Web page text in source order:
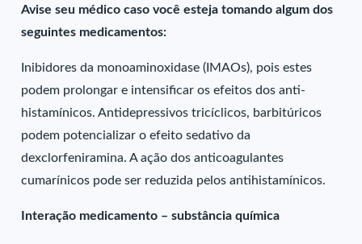
Avise seu médico caso você esteja tomando algum dos
seguintes medicamentos:
Inibidores da monoaminoxidase (IMAOs), pois estes
podem prolongar e intensificar os efeitos dos anti-
histamínicos. Antidepressivos tricíclicos, barbitúricos
podem potencializar o efeito sedativo da
dexclorfeniramina. A ação dos anticoagulantes
cumarínicos pode ser reduzida pelos antihistamínicos.
Interação medicamento – substância química